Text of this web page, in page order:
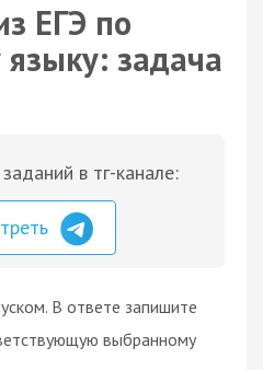
ЕГЭ по
задача
в тг-канале:
В ответе запишите
выбранному